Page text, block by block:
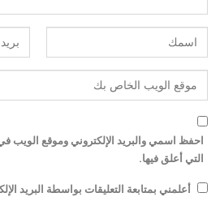
احفظ اسمي والبريد الإلكتروني وموقع الويب
التي أعلق فيها.
أعلمني بمتابعة التعليقات بواسطة البريد